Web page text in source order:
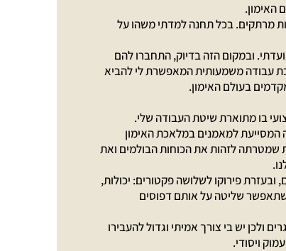
האימון.
מרתקים. בכל תחנה למדתי משהו על
ובמקום הזה בדיוק, התחברו להם
עבודה משמעותית המאפשרת לי להביא
בעולם האימון.
בו מתוארת שיטת העבודה שלי.
המסייעת למאמנים במלאכת האימון
שמטרתה לזהות את הכוחות הבולמים ואת
ובעזרת פירוקו לשלושה פקטורים: יכולות,
שתאפשר שליטה על אותם דפוסים
ולכן יש בי צורך אמיתי וגדול להעבירו
ויסודי.